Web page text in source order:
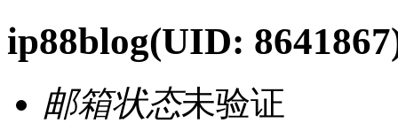
ip88blog(UID:
邮箱状态未验证